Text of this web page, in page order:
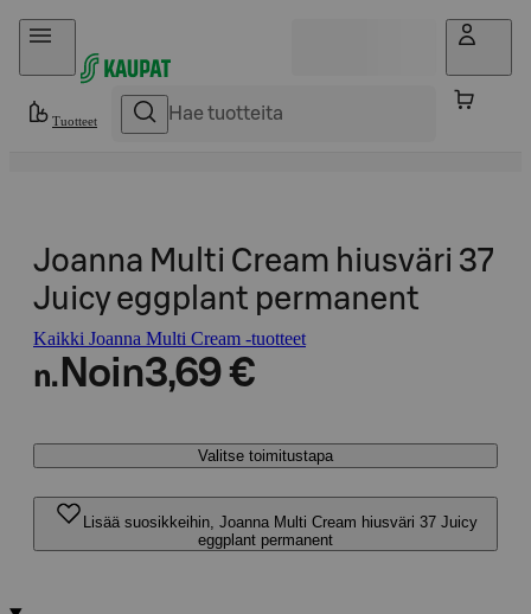
Hyppää sisältöön
Tuotteet
Joanna Multi Cream hiusväri 37
Juicy eggplant permanent
Kaikki Joanna Multi Cream -tuotteet
n. Noin3,69 €
Valitse toimitustapa
Lisää suosikkeihin, Joanna Multi Cream hiusväri 37 Juicy
eggplant permanent